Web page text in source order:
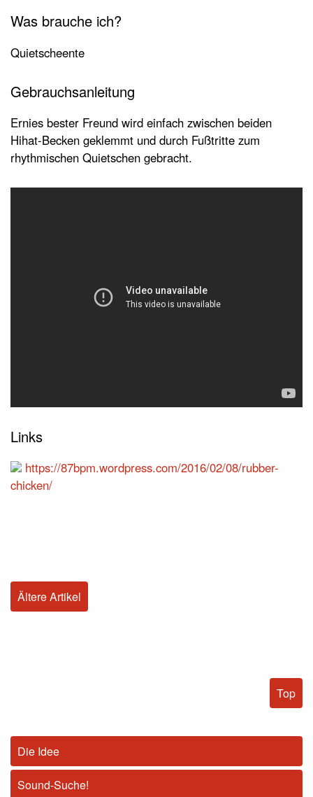
Was brauche ich?
Quietscheente
Gebrauchsanleitung
Ernies bester Freund wird einfach zwischen beiden
Hihat-Becken geklemmt und durch Fußtritte zum
rhythmischen Quietschen gebracht.
Links
https://87bpm.wordpress.com/2016/02/08/rubber-
chicken/
Ältere Artikel
Top
Die Idee
Sound-Suche!